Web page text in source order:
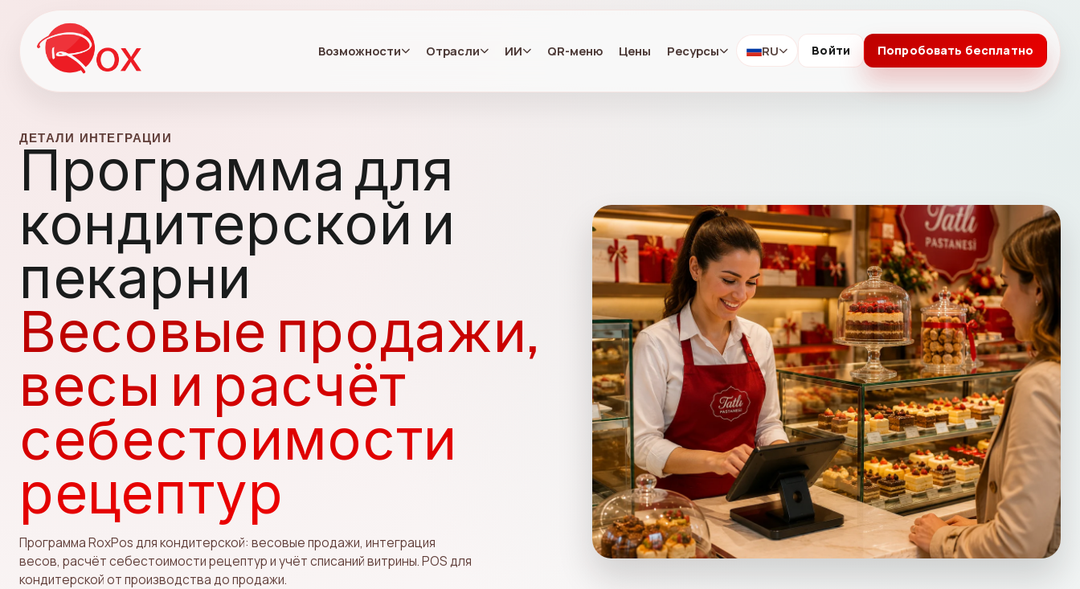
Возможности Отрасли ИИ QR-меню Цены Ресурсы RU Войти Попробовать бесплатно
ДЕТАЛИ ИНТЕГРАЦИИ
Программа для
кондитерской и
пекарни
Весовые продажи,
весы и расчёт
себестоимости
рецептур
Программа RoxPos для кондитерской: весовые продажи, интеграция
весов, расчёт себестоимости рецептур и учёт списаний витрины. POS для
кондитерской от производства до продажи.